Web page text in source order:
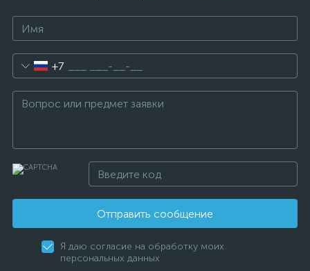
+7
Отправить сообщение
Я даю согласие на обработку моих
персональных данных